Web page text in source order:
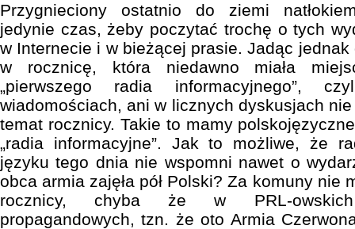
Przygnieciony ostatnio do ziemi
jedynie czas, żeby poczytać trochę o tych
w Internecie i w bieżącej prasie. Jadąc
w rocznicę, która niedawno miała
„pierwszego radia informacyjnego”,
wiadomościach, ani w licznych dyskusjach
temat rocznicy. Takie to mamy
„radia informacyjne”. Jak to możliwe, że
języku tego dnia nie wspomni nawet o
obca armia zajęła pół Polski? Za komuny nie
rocznicy, chyba że w PRL-owskich
propagandowych, tzn. że oto Armia